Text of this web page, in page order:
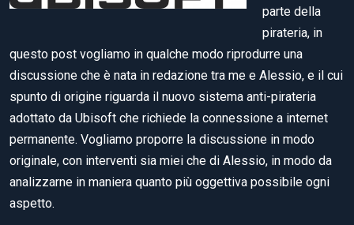
parte della
pirateria, in
questo post vogliamo in qualche modo riprodurre una
discussione che è nata in redazione tra me e Alessio, e il cui
spunto di origine riguarda il nuovo sistema anti-pirateria
adottato da Ubisoft che richiede la connessione a internet
permanente. Vogliamo proporre la discussione in modo
originale, con interventi sia miei che di Alessio, in modo da
analizzarne in maniera quanto più oggettiva possibile ogni
aspetto.